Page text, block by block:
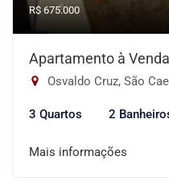
R$ 675.000
Apartamento à
Osvaldo Cruz, São
3 Quartos 2
Mais informações